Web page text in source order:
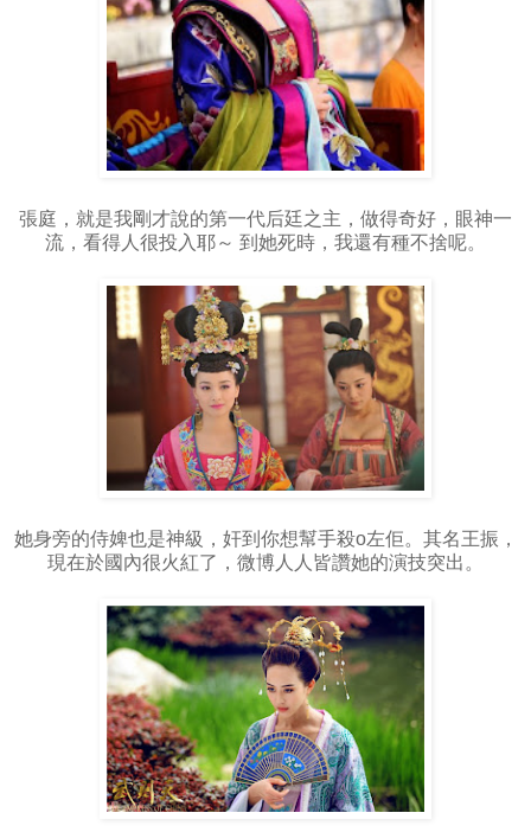
張庭，就是我剛才說的第一代后廷之主，做得奇好，眼神一
流，看得人很投入耶～ 到她死時，我還有種不捨呢。
她身旁的侍婢也是神級，奸到你想幫手殺o左佢。其名王振，
現在於國內很火紅了，微博人人皆讚她的演技突出。